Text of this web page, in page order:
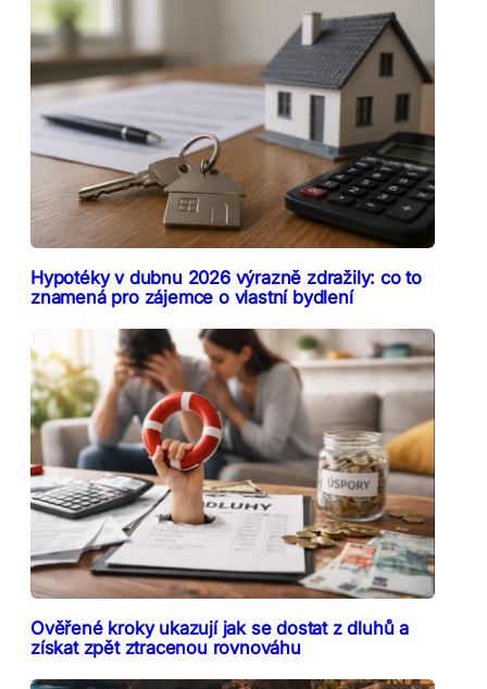
Hypotéky v dubnu 2026 výrazně zdražily: co to
znamená pro zájemce o vlastní bydlení
Ověřené kroky ukazují jak se dostat z dluhů a
získat zpět ztracenou rovnováhu